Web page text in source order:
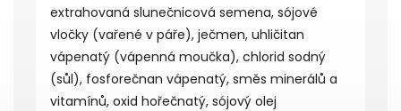
extrahovaná slunečnicová semena, sójové
vločky (vařené v páře), ječmen, uhličitan
vápenatý (vápenná moučka), chlorid sodný
(sůl), fosforečnan vápenatý, směs minerálů a
vitamínů, oxid hořečnatý, sójový olej